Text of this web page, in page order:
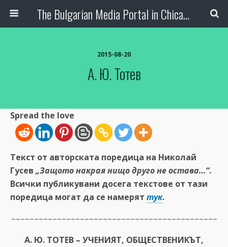
The Bulgarian Media Portal in Chicago
2015-08-20
А. Ю. Тотев
Spread the love
Текст от авторската поредица на Николай
Гусев „Защото накрая нищо друго не остава…“.
Всички публикувани досега текстове от тази
поредица могат да се намерят тук.
–––––––––––––––––––––––––––––––––––––––––––––
А. Ю. ТОТЕВ – УЧЕНИЯТ, ОБЩЕСТВЕНИКЪТ,